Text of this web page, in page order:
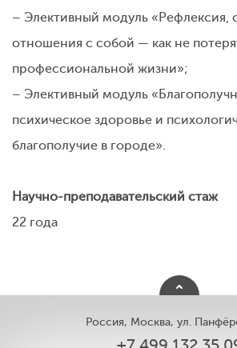
– Элективный модуль «Рефлексия,
отношения с собой — как не
профессиональной жизни»;
– Элективный модуль
психическое здоровье и
благополучие в городе».
Научно-преподавательский стаж
22 года
Россия, Москва, ул.